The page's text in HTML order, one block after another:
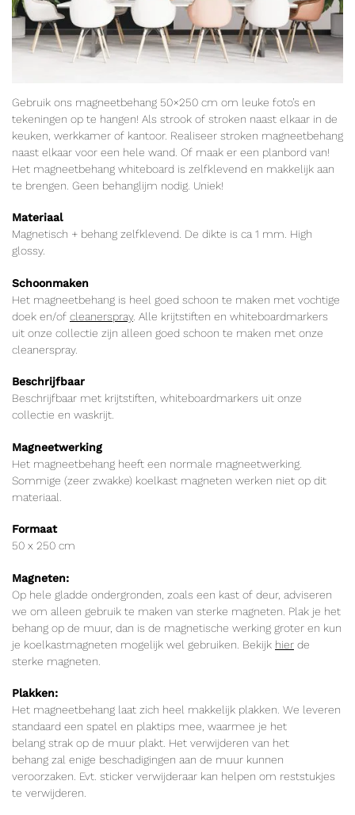
Gebruik ons magneetbehang 50×250 cm om leuke foto’s en
tekeningen op te hangen! Als strook of stroken naast elkaar in de
keuken, werkkamer of kantoor. Realiseer stroken magneetbehang
naast elkaar voor een hele wand. Of maak er een planbord van!
Het magneetbehang whiteboard is zelfklevend en makkelijk aan
te brengen. Geen behanglijm nodig. Uniek!
Materiaal
Magnetisch + behang zelfklevend. De dikte is ca 1 mm. High
glossy.
Schoonmaken
Het magneetbehang is heel goed schoon te maken met vochtige
doek en/of cleanerspray. Alle krijtstiften en whiteboardmarkers
uit onze collectie zijn alleen goed schoon te maken met onze
cleanerspray.
Beschrijfbaar
Beschrijfbaar met krijtstiften, whiteboardmarkers uit onze
collectie en waskrijt.
Magneetwerking
Het magneetbehang heeft een normale magneetwerking.
Sommige (zeer zwakke) koelkast magneten werken niet op dit
materiaal.
Formaat
50 x 250 cm
Magneten:
Op hele gladde ondergronden, zoals een kast of deur, adviseren
we om alleen gebruik te maken van sterke magneten. Plak je het
behang op de muur, dan is de magnetische werking groter en kun
je koelkastmagneten mogelijk wel gebruiken. Bekijk hier de
sterke magneten.
Plakken:
Het magneetbehang laat zich heel makkelijk plakken. We leveren
standaard een spatel en plaktips mee, waarmee je het
belang strak op de muur plakt. Het verwijderen van het
behang zal enige beschadigingen aan de muur kunnen
veroorzaken. Evt. sticker verwijderaar kan helpen om reststukjes
te verwijderen.